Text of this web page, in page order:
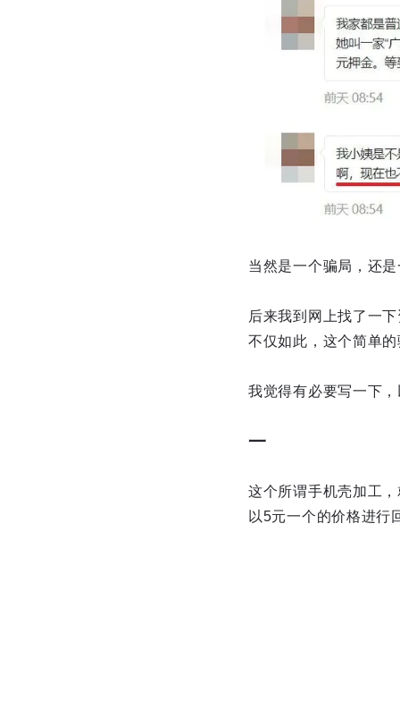
当然是一个骗局，还
后来我到网上找了一
不仅如此，这个简单
我觉得有必要写一下，
一
这个所谓手机壳加工
以5元一个的价格进行